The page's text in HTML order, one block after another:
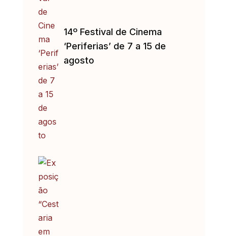
14º Festival de Cinema
‘Periferias’ de 7 a 15 de
agosto